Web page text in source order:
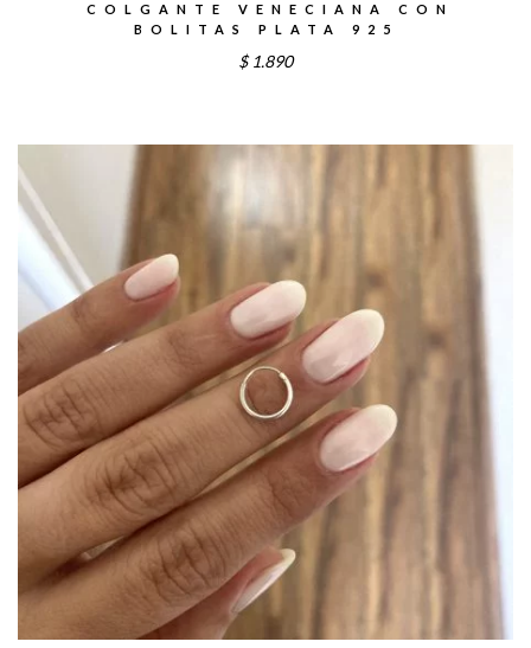
COLGANTE VENECIANA CON
BOLITAS PLATA 925
$ 1.890